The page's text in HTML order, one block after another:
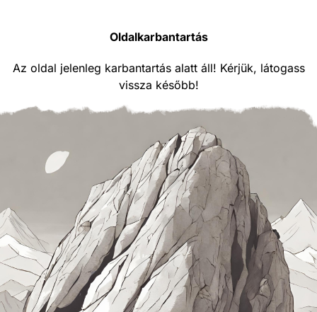
Oldalkarbantartás
Az oldal jelenleg karbantartás alatt áll! Kérjük, látogass
vissza később!